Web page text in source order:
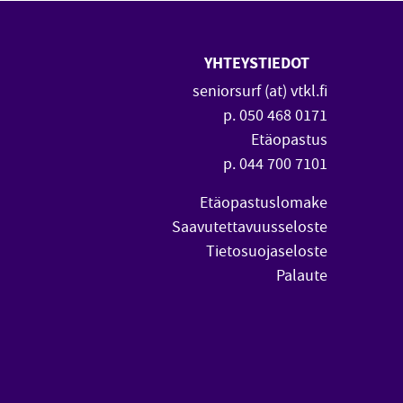
YHTEYSTIEDOT
seniorsurf (at) vtkl.fi
p. 050 468 0171
Etäopastus
p. 044 700 7101
Etäopastuslomake
Saavutettavuusseloste
Tietosuojaseloste
Palaute